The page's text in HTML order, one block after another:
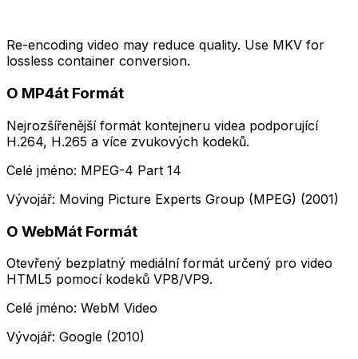
Re-encoding video may reduce quality. Use MKV for
lossless container conversion.
O MP4át Formát
Nejrozšířenější formát kontejneru videa podporující
H.264, H.265 a více zvukových kodeků.
Celé jméno: MPEG-4 Part 14
Vývojář: Moving Picture Experts Group (MPEG) (2001)
O WebMát Formát
Otevřený bezplatný mediální formát určený pro video
HTML5 pomocí kodeků VP8/VP9.
Celé jméno: WebM Video
Vývojář: Google (2010)